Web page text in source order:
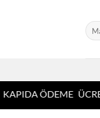
Ara:
ÖDEME